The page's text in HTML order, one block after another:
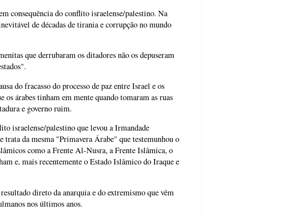
consequência do conflito israelense/palestino. Na
de décadas de tirania e corrupção no mundo
que derrubaram os ditadores não os depuseram
do fracasso do processo de paz entre Israel e os
os árabes tinham em mente quando tomaram as ruas
e governo ruim.
israelense/palestino que levou a Irmandade
trata da mesma "Primavera Árabe" que testemunhou o
como a Frente Al-Nusra, a Frente Islâmica, o
e, mais recentemente o Estado Islâmico do Iraque e
direto da anarquia e do extremismo que vêm
nos últimos anos.